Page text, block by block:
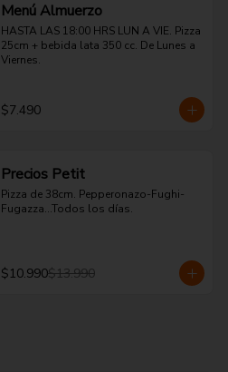
Menú Almuerzo
HASTA LAS 18:00 HRS LUN A VIE. Pizza
25cm + bebida lata 350 cc. De Lunes a
Viernes.
$7.490
Precios Petit
Pizza de 38cm. Pepperonazo-Fughi-
Fugazza...Todos los días.
$10.990$13.990